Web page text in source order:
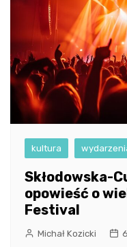
kultura
Skłodowska-
opowieść o
Festival
Michał Kozicki